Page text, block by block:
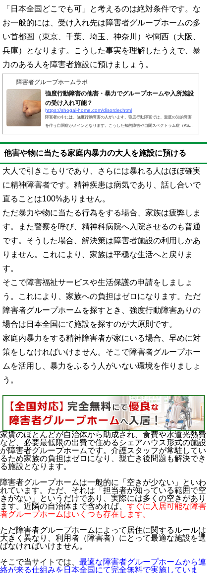
「日本全国どこでも可」と考えるのは絶対条件です。な
お一般的には、受け入れ先は障害者グループホームの多
い首都圏（東京、千葉、埼玉、神奈川）や関西（大阪、
兵庫）となります。こうした事実を理解したうえで、暴
力のある人を障害者施設に預けましょう。
障害者グループホームラボ
強度行動障害の他害・暴力でグループホームや入所施設
の受け入れ可能？
https://shogai-home.com/disorder.html
障害者の中には、強度行動障害の人がいます。強度行動障害では、重度の知的障害
を伴う自閉症がメインとなります。こうした知的障害や自閉スペクトラム症（AS
D）、発達障害が背景にある人について、強度行動障害がある場合、親族は施設にて
生活してもらいたいと考えるのが普通です。ただ、強度行動障害の場合はなかなか
受け入れ施設が存在しないのが実情です。自傷行為や物を壊すなど、周囲の人に影
能な施設を探す方法」を理解するなど、事前に注意点を学ぶ...
他害や物に当たる家庭内暴力の大人を施設に預ける
大人で引きこもりであり、さらには暴れる人はほぼ確実
に精神障害者です。精神疾患は病気であり、話し合いで
直ることは100%ありません。
ただ暴力や物に当たる行為をする場合、家族は疲弊しま
す。また警察を呼び、精神科病院へ入院させるのも普通
です。そうした場合、解決策は障害者施設の利用しかあ
りません。これにより、家族は平穏な生活へと戻りま
す。
そこで障害福祉サービスや生活保護の申請をしましょ
う。これにより、家族への負担はゼロになります。ただ
障害者グループホームを探すとき、強度行動障害ありの
場合は日本全国にて施設を探すのが大原則です。
家庭内暴力をする精神障害者が家にいる場合、早めに対
策をしなければいけません。そこで障害者グループホー
ムを活用し、暴力をふるう人がいない環境を作りましょ
う。
家賃のほとんどが自治体から助成され、食費や水道光熱費
など、必要最低限の出費で住めるシェアハウス形式の施設
が障害者グループホームです。介護スタッフが常駐してい
るため家族の負担はゼロになり、親亡き後問題も解決でき
る施設となります。
障害者グループホームは一般的に「空きが少ない」といわ
れています。ただ、それは「担当者が知っている範囲で空
きがない」というだけであり、実際には多くの空きがあり
ます。近隣の自治体まで含めれば、 すぐに入居可能な障害
者グループホームはいくつも存在します。
ただ障害者グループホームによって居住に関するルールは
大きく異なり、利用者（障害者）にとって最適な施設を選
ばなければいけません。
そこで当サイトでは、 最適な障害者グループホームから連
絡が来る仕組みを日本全国にて完全無料で実施していま